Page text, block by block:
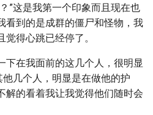
”这是我第一个印象而且现在也
看到的是成群的僵尸和怪物，我
得心跳已经停了。
下在我面前的这几个人，很明显
他几个人，明显是在做他的护
解的看着我让我觉得他们随时会